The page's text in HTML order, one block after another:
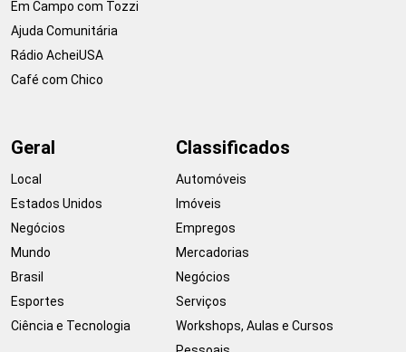
Em Campo com Tozzi
Ajuda Comunitária
Rádio AcheiUSA
Café com Chico
Geral
Local
Estados Unidos
Negócios
Mundo
Brasil
Esportes
Ciência e Tecnologia
Classificados
Automóveis
Imóveis
Empregos
Mercadorias
Negócios
Serviços
Workshops, Aulas e Cursos